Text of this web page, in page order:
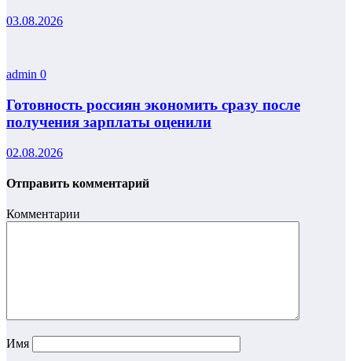
03.08.2026
admin 0
Готовность россиян экономить сразу после
получения зарплаты оценили
02.08.2026
Отправить комментарий
Комментарии
Имя